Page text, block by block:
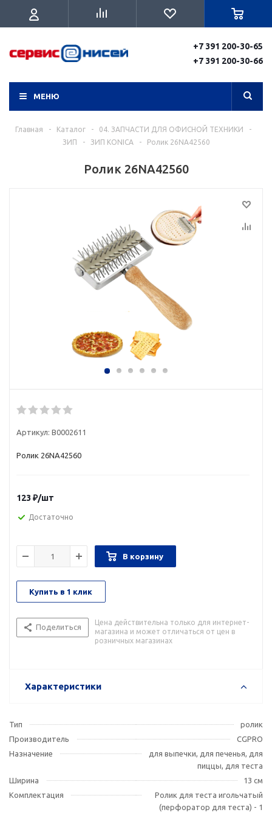
+7 391 200-30-65
+7 391 200-30-66
МЕНЮ
Главная - Каталог - 04. ЗАПЧАСТИ ДЛЯ ОФИСНОЙ ТЕХНИКИ
-
ЗИП
- ЗИП KONICA - Ролик 26NA42560
Ролик 26NA42560
Артикул: В0002611
Ролик 26NA42560
123 ₽/шт
Достаточно
В корзину
Купить в 1 клик
Поделиться
Цена действительна только для интернет-
магазина и может отличаться от цен в
розничных магазинах
Характеристики
Тип
ролик
Производитель
CGPRO
Назначение
для выпечки, для печенья, для
пиццы, для теста
Ширина
13 см
Комплектация
Ролик для теста игольчатый
(перфоратор для теста) - 1